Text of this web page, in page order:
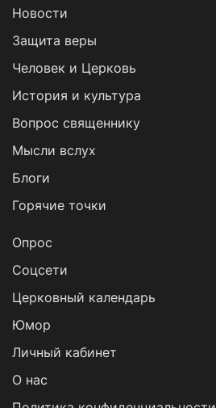
Новости
Защита веры
Человек и Церковь
История и культура
Вопрос священнику
Мысли вслух
Блоги
Горячие точки
Опрос
Cоцсети
Церковный календарь
Юмор
Личный кабинет
О нас